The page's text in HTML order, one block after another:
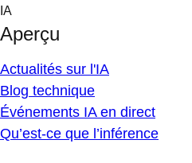
Skip
content
IA
Aperçu
Actualités sur l'IA
Blog technique
Événements IA en direct
Qu’est-ce que l’inférence